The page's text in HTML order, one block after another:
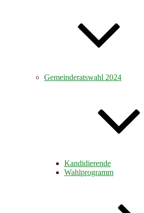
Gemeinderatswahl 2024
Kandidierende
Wahlprogramm